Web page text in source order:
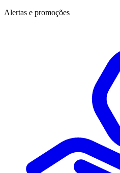
Alertas e promoções